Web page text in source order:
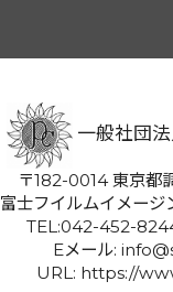
一般社団
〒182-0014 東京都
富士フイルムイメー
TEL:042-452-
Eメール:
URL: https://